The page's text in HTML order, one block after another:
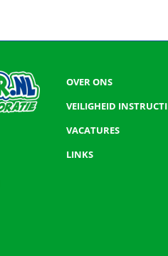
OVER ONS
VEILIGHEID
VACATURES
LINKS